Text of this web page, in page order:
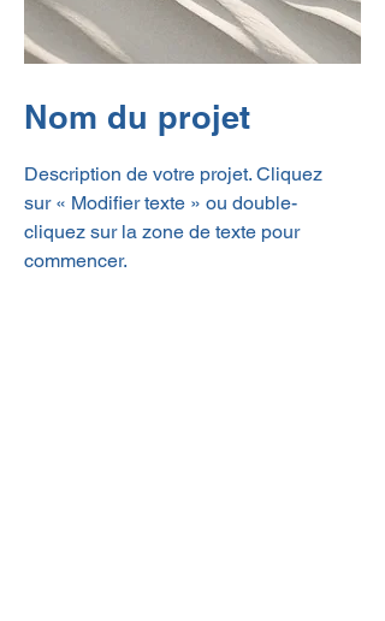
Nom du projet
Description de votre projet. Cliquez
sur « Modifier texte » ou double-
cliquez sur la zone de texte pour
commencer.